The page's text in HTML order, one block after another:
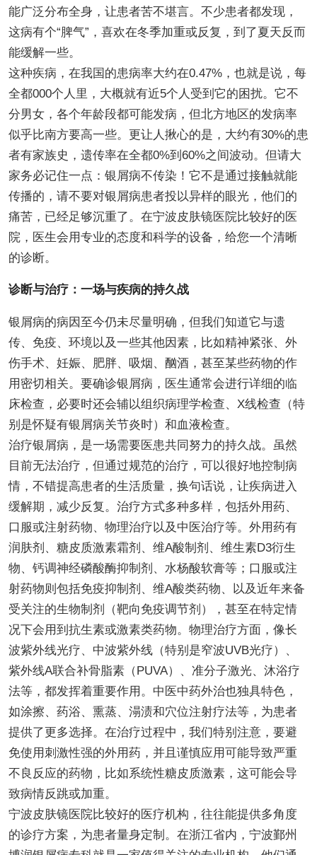
能广泛分布全身，让患者苦不堪言。不少患者都发现，
这病有个“脾气”，喜欢在冬季加重或反复，到了夏天反而
能缓解一些。
这种疾病，在我国的患病率大约在0.47%，也就是说，每
全都000个人里，大概就有近5个人受到它的困扰。它不
分男女，各个年龄段都可能发病，但北方地区的发病率
似乎比南方要高一些。更让人揪心的是，大约有30%的患
者有家族史，遗传率在全都0%到60%之间波动。但请大
家务必记住一点：银屑病不传染！它不是通过接触就能
传播的，请不要对银屑病患者投以异样的眼光，他们的
痛苦，已经足够沉重了。在宁波皮肤镜医院比较好的医
院，医生会用专业的态度和科学的设备，给您一个清晰
的诊断。
诊断与治疗：一场与疾病的持久战
银屑病的病因至今仍未尽量明确，但我们知道它与遗
传、免疫、环境以及一些其他因素，比如精神紧张、外
伤手术、妊娠、肥胖、吸烟、酗酒，甚至某些药物的作
用密切相关。要确诊银屑病，医生通常会进行详细的临
床检查，必要时还会辅以组织病理学检查、X线检查（特
别是怀疑有银屑病关节炎时）和血液检查。
治疗银屑病，是一场需要医患共同努力的持久战。虽然
目前无法治疗，但通过规范的治疗，可以很好地控制病
情，不错提高患者的生活质量，换句话说，让疾病进入
缓解期，减少反复。治疗方式多种多样，包括外用药、
口服或注射药物、物理治疗以及中医治疗等。外用药有
润肤剂、糖皮质激素霜剂、维A酸制剂、维生素D3衍生
物、钙调神经磷酸酶抑制剂、水杨酸软膏等；口服或注
射药物则包括免疫抑制剂、维A酸类药物、以及近年来备
受关注的生物制剂（靶向免疫调节剂），甚至在特定情
况下会用到抗生素或激素类药物。物理治疗方面，像长
波紫外线光疗、中波紫外线（特别是窄波UVB光疗）、
紫外线A联合补骨脂素（PUVA）、准分子激光、沐浴疗
法等，都发挥着重要作用。中医中药外治也独具特色，
如涂擦、药浴、熏蒸、溻渍和穴位注射疗法等，为患者
提供了更多选择。在治疗过程中，我们特别注意，要避
免使用刺激性强的外用药，并且谨慎应用可能导致严重
不良反应的药物，比如系统性糖皮质激素，这可能会导
致病情反跳或加重。
宁波皮肤镜医院比较好的医疗机构，往往能提供多角度
的诊疗方案，为患者量身定制。在浙江省内，宁波鄞州